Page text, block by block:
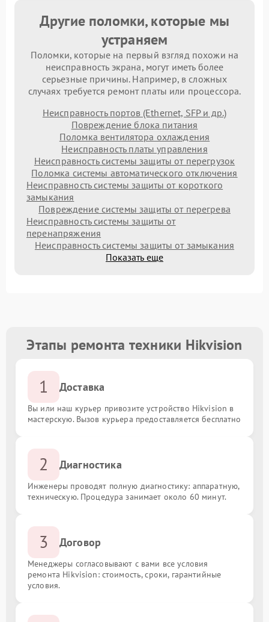
Другие поломки, которые мы
устраняем
Поломки, которые на первый взгляд похожи на
неисправность экрана, могут иметь более
серьезные причины. Например, в сложных
случаях требуется ремонт платы или процессора.
Неисправность портов (Ethernet, SFP и др.)
Повреждение блока питания
Поломка вентилятора охлаждения
Неисправность платы управления
Неисправность системы защиты от перегрузок
Поломка системы автоматического отключения
Неисправность системы защиты от короткого
замыкания
Повреждение системы защиты от перегрева
Неисправность системы защиты от
перенапряжения
Неисправность системы защиты от замыкания
Показать еще
Этапы ремонта техники Hikvision
1 Доставка
Вы или наш курьер привозите устройство Hikvision в
мастерскую. Вызов курьера предоставляется бесплатно
2 Диагностика
Инженеры проводят полную диагностику: аппаратную,
техническую. Процедура занимает около 60 минут.
3 Договор
Менеджеры согласовывают с вами все условия
ремонта Hikvision: стоимость, сроки, гарантийные
условия.